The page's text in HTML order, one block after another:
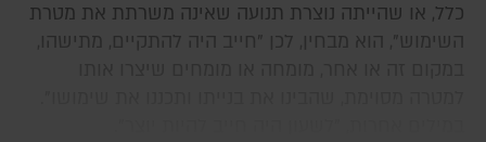
כלל, או שהייתה נוצרת תנועה שאינה משרתת את מטרת
השימוש", הוא מבחין, לכן "חייב היה להתקיים, מתישהו,